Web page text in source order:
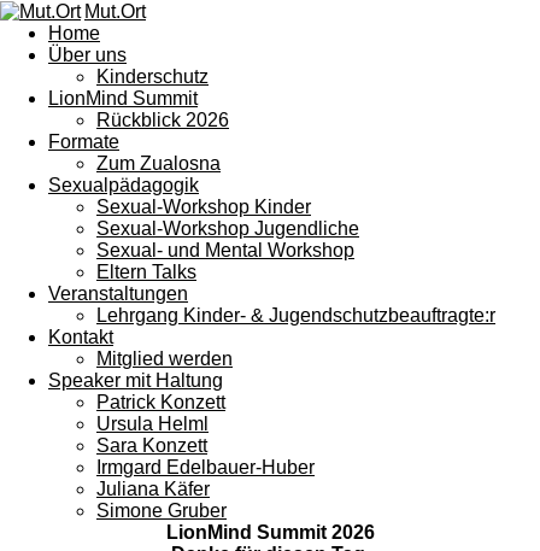
Mut.Ort
Home
Über uns
Kinderschutz
LionMind Summit
Rückblick 2026
Formate
Zum Zualosna
Sexualpädagogik
Sexual-Workshop Kinder
Sexual-Workshop Jugendliche
Sexual- und Mental Workshop
Eltern Talks
Veranstaltungen
Lehrgang Kinder- & Jugendschutzbeauftragte:r
Kontakt
Mitglied werden
Speaker mit Haltung
Patrick Konzett
Ursula Helml
Sara Konzett
Irmgard Edelbauer-Huber
Juliana Käfer
Simone Gruber
LionMind Summit 2026